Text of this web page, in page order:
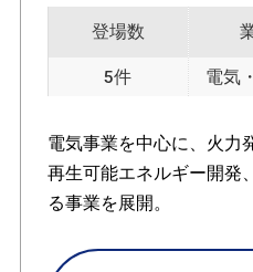
登場数
5件 電気
電気事業を中心に、火力
再生可能エネルギー開発
る事業を展開。